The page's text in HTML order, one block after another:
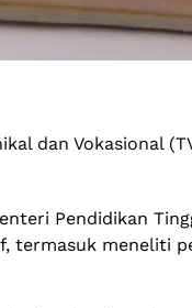
dan Vokasional
Pendidikan
termasuk meneliti